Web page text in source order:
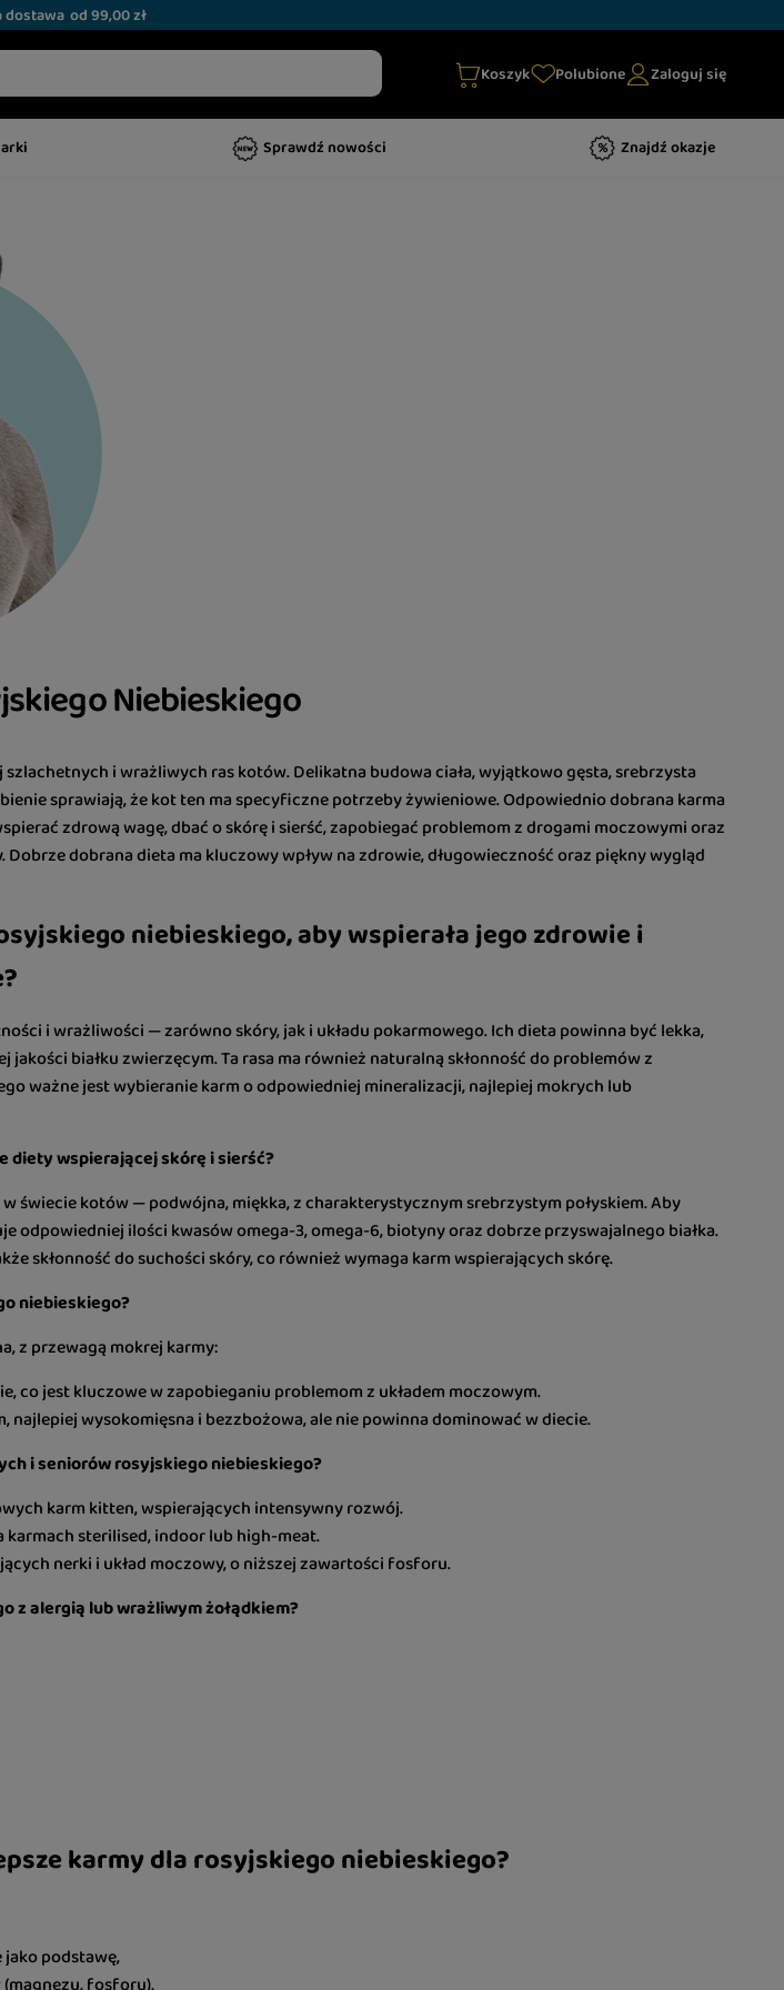
dostawa od 99,00 zł
Koszyk Polubione Zaloguj się
Sprawdź nowości Znajdź okazje
Niebieskiego
i wrażliwych ras kotów. Delikatna budowa ciała, wyjątkowo gęsta, srebrzysta
sprawiają, że kot ten ma specyficzne potrzeby żywieniowe. Odpowiednio dobrana karma
zdrową wagę, dbać o skórę i sierść, zapobiegać problemom z drogami moczowymi oraz
dobrana dieta ma kluczowy wpływ na zdrowie, długowieczność oraz piękny wygląd
niebieskiego, aby wspierała jego zdrowie i
i wrażliwości — zarówno skóry, jak i układu pokarmowego. Ich dieta powinna być lekka,
białku zwierzęcym. Ta rasa ma również naturalną skłonność do problemów z
ważne jest wybieranie karm o odpowiedniej mineralizacji, najlepiej mokrych lub
diety wspierającej skórę i sierść?
świecie kotów — podwójna, miękka, z charakterystycznym srebrzystym połyskiem. Aby
odpowiedniej ilości kwasów omega-3, omega-6, biotyny oraz dobrze przyswajalnego białka.
skłonność do suchości skóry, co również wymaga karm wspierających skórę.
niebieskiego?
z przewagą mokrej karmy:
co jest kluczowe w zapobieganiu problemom z układem moczowym.
najlepiej wysokomięsna i bezzbożowa, ale nie powinna dominować w diecie.
i seniorów rosyjskiego niebieskiego?
karm kitten, wspierających intensywny rozwój.
karmach sterilised, indoor lub high-meat.
nerki i układ moczowy, o niższej zawartości fosforu.
z alergią lub wrażliwym żołądkiem?
karmy dla rosyjskiego niebieskiego?
podstawę,